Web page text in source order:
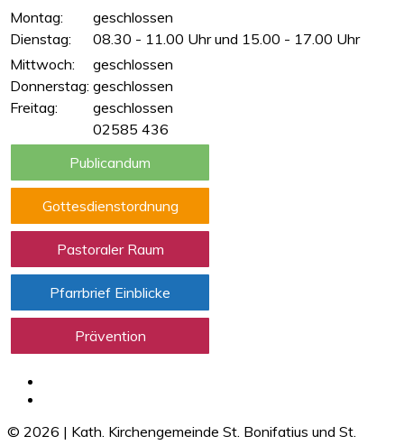
Montag:
geschlossen
Dienstag:
08.30 - 11.00 Uhr und 15.00 - 17.00 Uhr
Mittwoch:
geschlossen
Donnerstag: geschlossen
Freitag:
geschlossen
02585 436
Publicandum
Gottesdienstordnung
Pastoraler Raum
Pfarrbrief Einblicke
Prävention
© 2026 | Kath. Kirchengemeinde St. Bonifatius und St.